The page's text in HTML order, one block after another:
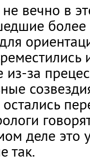
не вечно в
из-за
деле это
так.